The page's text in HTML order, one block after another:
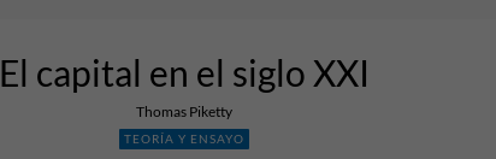
El capital en el siglo XXI
Thomas Piketty
TEORÍA Y ENSAYO